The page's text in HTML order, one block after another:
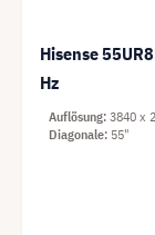
Hisense
Hz
Auflösung 3840 x
Diagonale 55"